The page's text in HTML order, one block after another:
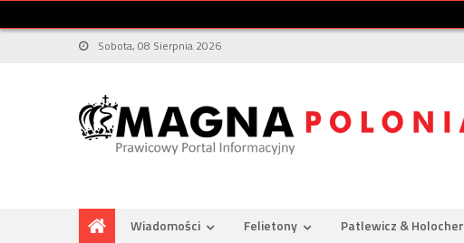
Sobota, 08 Sierpnia 2026
Wiadomości Felietony Patlewicz & Holocher